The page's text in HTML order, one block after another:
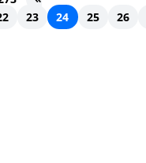
23 24 25
26